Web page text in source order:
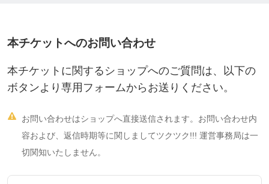
本チケットへのお問い合わせ
本チケットに関するショップへのご質問は、以下の
ボタンより専用フォームからお送りください。

お問い合わせはショップへ直接送信されます。お問い合わせ内
容および、返信時期等に関しましてツクツク!!! 運営事務局は一
切関知いたしません。